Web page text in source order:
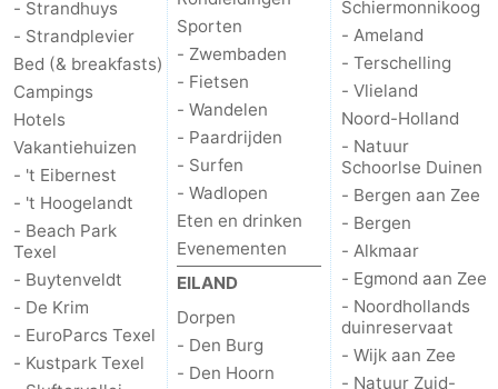
- Strandhuys
- Strandplevier
Bed (& breakfasts)
Campings
Hotels
Vakantiehuizen
- 't Eibernest
- 't Hoogelandt
- Beach Park
Texel
- Buytenveldt
- De Krim
- EuroParcs Texel
- Kustpark Texel
Sporten
- Zwembaden
- Fietsen
- Wandelen
- Paardrijden
- Surfen
- Wadlopen
Eten en drinken
Evenementen
EILAND
Dorpen
- Den Burg
- Den Hoorn
Schiermonnikoog
- Ameland
- Terschelling
- Vlieland
Noord-Holland
- Natuur
Schoorlse Duinen
- Bergen aan Zee
- Bergen
- Alkmaar
- Egmond aan Zee
- Noordhollands
duinreservaat
- Wijk aan Zee
- Natuur Zuid-